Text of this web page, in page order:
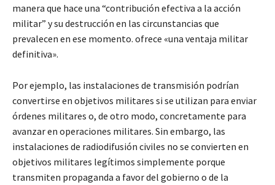
manera que hace una “contribución efectiva a la acción
militar” y su destrucción en las circunstancias que
prevalecen en ese momento. ofrece «una ventaja militar
definitiva».
Por ejemplo, las instalaciones de transmisión podrían
convertirse en objetivos militares si se utilizan para enviar
órdenes militares o, de otro modo, concretamente para
avanzar en operaciones militares. Sin embargo, las
instalaciones de radiodifusión civiles no se convierten en
objetivos militares legítimos simplemente porque
transmiten propaganda a favor del gobierno o de la